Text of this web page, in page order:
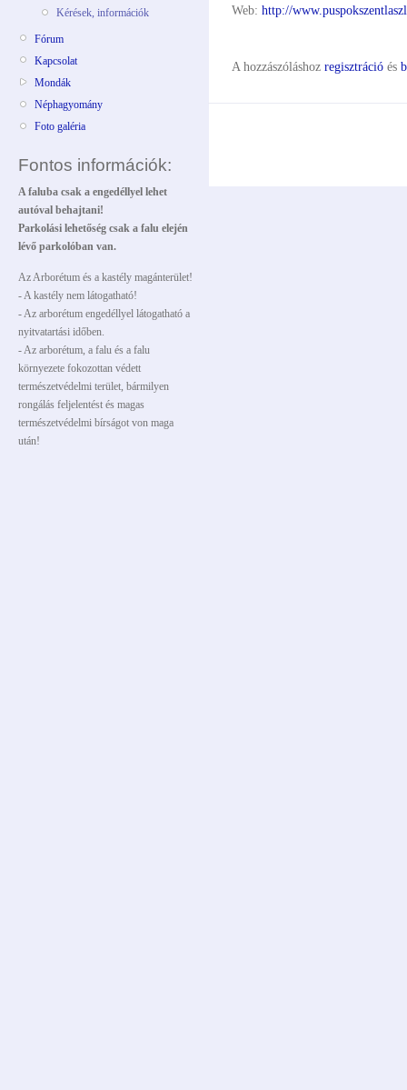
Kérések, információk
Fórum
Kapcsolat
Mondák
Néphagyomány
Foto galéria
Fontos információk:
A faluba csak a engedéllyel lehet
autóval behajtani!
Parkolási lehetőség csak a falu elején
lévő parkolóban van.
Az Arborétum és a kastély magánterület!
- A kastély nem látogatható!
- Az arborétum engedéllyel látogatható a
nyitvatartási időben.
- Az arborétum, a falu és a falu
környezete fokozottan védett
természetvédelmi terület, bármilyen
rongálás feljelentést és magas
természetvédelmi bírságot von maga
után!
Web: http://
A hozzászóláshoz regisztráció és